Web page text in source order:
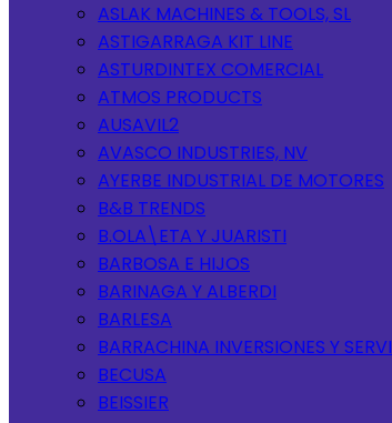
ASLAK MACHINES & TOOLS, SL
ASTIGARRAGA KIT LINE
ASTURDINTEX COMERCIAL
ATMOS PRODUCTS
AUSAVIL2
AVASCO INDUSTRIES, NV
AYERBE INDUSTRIAL DE MOTORES
B&B TRENDS
B.OLA\ETA Y JUARISTI
BARBOSA E HIJOS
BARINAGA Y ALBERDI
BARLESA
BARRACHINA INVERSIONES Y SERVI
BECUSA
BEISSIER